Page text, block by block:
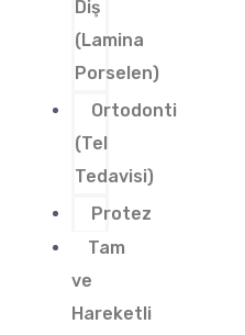
Diş
(Lamina
Porselen)
Ortodonti
(Tel
Tedavisi)
Protez
Tam
ve
Hareketli